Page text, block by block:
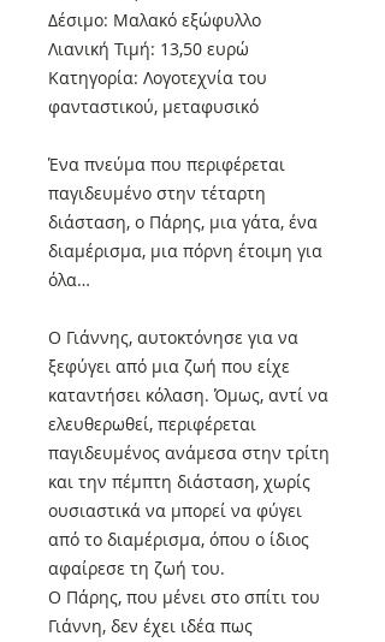
Δέσιμο: Μαλακό εξώφυλλο
Λιανική Τιμή: 13,50 ευρώ
Κατηγορία: Λογοτεχνία του
φανταστικού, μεταφυσικό
Ένα πνεύμα που περιφέρεται
παγιδευμένο στην τέταρτη
διάσταση, ο Πάρης, μια γάτα, ένα
διαμέρισμα, μια πόρνη έτοιμη για
όλα…
Ο Γιάννης, αυτοκτόνησε για να
ξεφύγει από μια ζωή που είχε
καταντήσει κόλαση. Όμως, αντί να
ελευθερωθεί, περιφέρεται
παγιδευμένος ανάμεσα στην τρίτη
και την πέμπτη διάσταση, χωρίς
ουσιαστικά να μπορεί να φύγει
από το διαμέρισμα, όπου ο ίδιος
αφαίρεσε τη ζωή του.
Ο Πάρης, που μένει στο σπίτι του
Γιάννη, δεν έχει ιδέα πως